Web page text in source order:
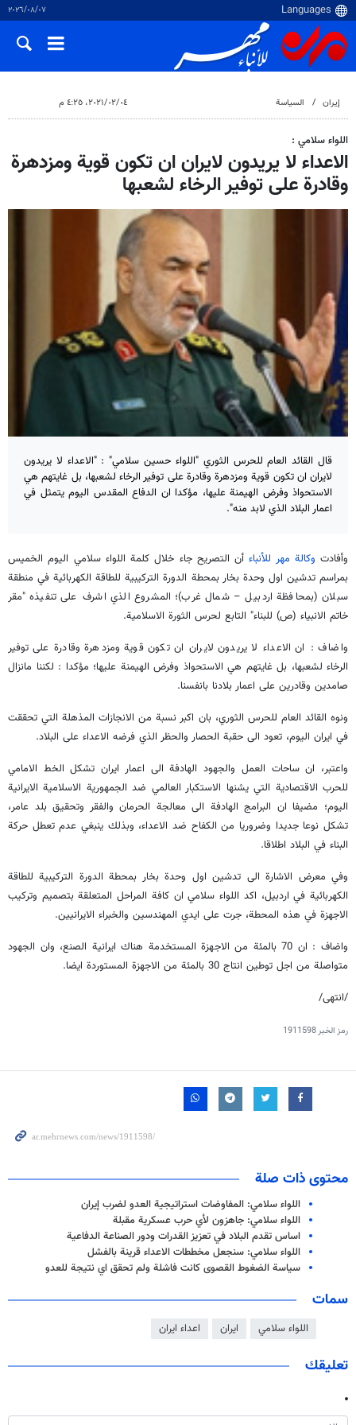
٠٧‏/٠٨‏/٢٠٢٦
إيران السياسة ٠٤‏/٠٢‏/٢٠٢١، ٤:٢٥ م
اللواء سلامي :
الاعداء لا يريدون لايران ان تكون قوية ومزدهرة
وقادرة على توفير الرخاء لشعبها
قال القائد العام للحرس الثوري "اللواء حسين سلامي" : "الاعداء لا يريدون
لايران ان تكون قوية ومزدهرة وقادرة على توفير الرخاء لشعبها، بل غايتهم هي
الاستحواذ وفرض الهيمنة عليها، مؤكدا ان الدفاع المقدس اليوم يتمثل في
اعمار البلاد الذي لابد منه".
وأفادت وكالة مهر للأنباءأن التصريح جاء خلال كلمة اللواء سلامي اليوم الخميس
بمراسم تدشين اول وحدة بخار بمحطة الدورة التركيبية للطاقة الكهربائية في منطقة
سبلان (بمحافظة اردبيل – شمال غرب)؛ المشروع الذي اشرف على تنفيذه "مقر
خاتم الانبياء (ص) للبناء" التابع لحرس الثورة الاسلامية.
واضاف : ان الاعداء لا يريدون لايران ان تكون قوية ومزدهرة وقادرة على توفير
الرخاء لشعبها، بل غايتهم هي الاستحواذ وفرض الهيمنة عليها؛ مؤكدا : لكننا مانزال
صامدين وقادرين على اعمار بلادنا بانفسنا.
ونوه القائد العام للحرس الثوري، بان اكبر نسبة من الانجازات المذهلة التي تحققت
في ايران اليوم، تعود الى حقبة الحصار والحظر الذي فرضه الاعداء على البلاد.
واعتبر، ان ساحات العمل والجهود الهادفة الى اعمار ايران تشكل الخط الامامي
للحرب الاقتصادية التي يشنها الاستكبار العالمي ضد الجمهورية الاسلامية الايرانية
اليوم؛ مضيفا ان البرامج الهادفة الى معالجة الحرمان والفقر وتحقيق بلد عامر،
تشكل نوعا جديدا وضروريا من الكفاح ضد الاعداء، وبذلك ينبغي عدم تعطل حركة
البناء في البلاد اطلاقا.
وفي معرض الاشارة الى تدشين اول وحدة بخار بمحطة الدورة التركيبية للطاقة
الكهربائية في اردبيل، اكد اللواء سلامي ان كافة المراحل المتعلقة بتصميم وتركيب
الاجهزة في هذه المحطة، جرت على ايدي المهندسين والخبراء الايرانيين.
واضاف : ان 70 بالمئة من الاجهزة المستخدمة هناك ايرانية الصنع، وان الجهود
متواصلة من اجل توطين انتاج 30 بالمئة من الاجهزة المستوردة ايضا.
/انتهى/
رمز الخبر1911598
محتوى ذات صلة
اللواء سلامي: المفاوضات استراتيجية العدو لضرب إيران
اللواء سلامي: جاهزون لأي حرب عسكرية مقبلة
اساس تقدم البلاد في تعزيز القدرات ودور الصناعة الدفاعية
اللواء سلامي: سنجعل مخططات الاعداء قرينة بالفشل
سياسة الضغوط القصوى كانت فاشلة ولم تحقق اي نتيجة للعدو
سمات
اللواء سلامي ايران اعداء ایران
تعليقك